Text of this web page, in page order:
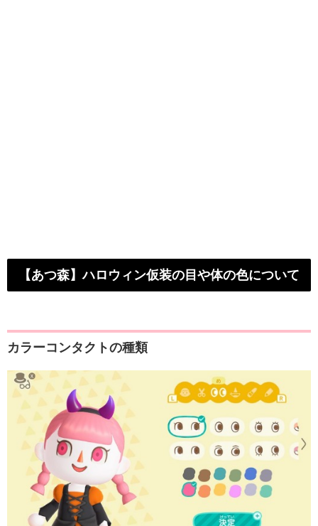
【あつ森】ハロウィン仮装の目や体の色について
カラーコンタクトの種類